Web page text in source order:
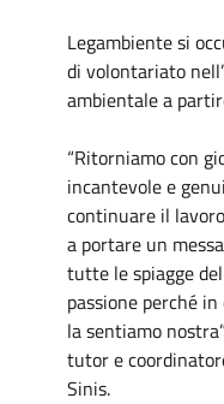
Legambiente si
di volontariato
ambientale a
“Ritorniamo con
incantevole e
continuare il
a portare un
tutte le spiagge
passione perché
la sentiamo
tutor e
Sinis.